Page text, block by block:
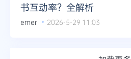
书互动率？全解析
emer 2026-5-29 11:03